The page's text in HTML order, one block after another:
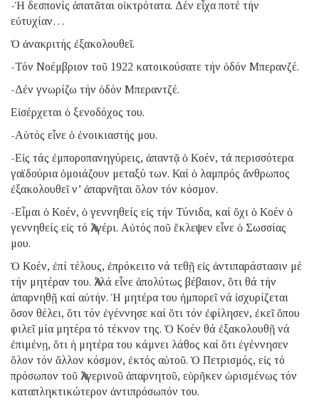
-Ἡ δεσπονίς ἀπατᾶται οἰκτρότατα. Δέν εἶχα ποτέ τήν
εὐτυχίαν…
Ὁ ἀνακριτής ἐξακολουθεῖ.
-Τόν Νοέμβριον τοῦ 1922 κατοικούσατε τήν ὁδόν Μπερανζέ.
-Δέν γνωρίζω τήν ὁδόν Μπεραντζέ.
Εἰσέρχεται ὁ ξενοδόχος του.
-Αὐτός εἶνε ὁ ἐνοικιαστής μου.
-Εἰς τάς ἐμποροπανηγύρεις, ἀπαντᾷ ὁ Κοέν, τά περισσότερα
γαϊδούρια ὁμοιάζουν μεταξύ των. Καί ὁ λαμπρός ἄνθρωπος
ἐξακολουθεῖ ν’ ἀπαρνῆται ὅλον τόν κόσμον.
-Εἶμαι ὁ Κοέν, ὁ γεννηθείς εἰς τήν Τύνιδα, καί ὄχι ὁ Κοέν ὁ
γεννηθείς εἰς τό Ἀλγέρι. Αὐτός ποῦ ἔκλεψεν εἶνε ὁ Σωσσίας
μου.
Ὁ Κοέν, ἐπί τέλους, ἐπρόκειτο νά τεθῇ εἰς ἀντιπαράστασιν μέ
τήν μητέραν του. Ἀλλά εἶνε ἀπολύτως βέβαιον, ὅτι θά τήν
ἀπαρνηθῇ καί αὐτήν. Ἡ μητέρα του ἠμπορεῖ νά ἰσχυρίζεται
ὅσον θέλει, ὅτι τόν ἐγέννησε καί ὅτι τόν ἐφίλησεν, ἐκεῖ ὅπου
φιλεῖ μία μητέρα τό τέκνον της. Ὁ Κοέν θά ἐξακολουθῇ νά
ἐπιμένῃ, ὅτι ἡ μητέρα του κάμνει λάθος καί ὅτι ἐγέννησεν
ὅλον τόν ἄλλον κόσμον, ἐκτός αὐτοῦ. Ὁ Πετρισμός, εἰς τό
πρόσωπον τοῦ Ἀλγερινοῦ ἀπαρνητοῦ, εὑρῆκεν ὡρισμένως τόν
καταπληκτικώτερον ἀντιπρόσωπόν του.